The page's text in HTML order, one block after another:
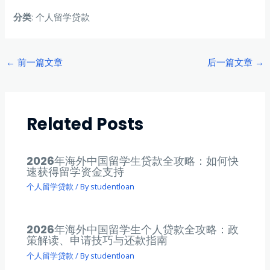
分类: 个人留学贷款
Post
← 前一篇文章 后一篇文章 →
Related Posts
2026年海外中国留学生贷款全攻略：如何快
速获得留学资金支持
个人留学贷款 / Bystudentloan
2026年海外中国留学生个人贷款全攻略：政
策解读、申请技巧与还款指南
个人留学贷款 / Bystudentloan